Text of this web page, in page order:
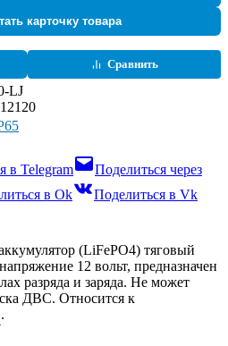
карточку товара
Сравнить
LJ
в Telegram
Поделиться через
в Ok
Поделиться в Vk
(LiFePO4) тяговый
12 вольт, предназначен
разряда и заряда. Не может
ДВС. Относится к
.